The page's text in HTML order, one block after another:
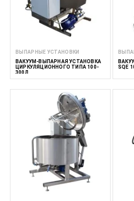
ВЫПАРНЫЕ УСТАНОВКИ
ВАКУУМ-ВЫПАРНАЯ УСТАНОВКА
ЦИРКУЛЯЦИОННОГО ТИПА 100-
300Л
SQE